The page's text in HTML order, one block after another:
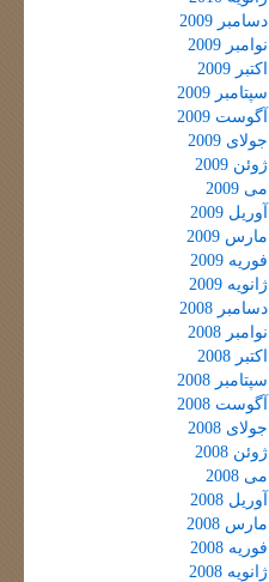
دسامبر 2009
نوامبر 2009
اکتبر 2009
سپتامبر 2009
آگوست 2009
جولای 2009
ژوئن 2009
می 2009
آوریل 2009
مارس 2009
فوریه 2009
ژانویه 2009
دسامبر 2008
نوامبر 2008
اکتبر 2008
سپتامبر 2008
آگوست 2008
جولای 2008
ژوئن 2008
می 2008
آوریل 2008
مارس 2008
فوریه 2008
ژانویه 2008